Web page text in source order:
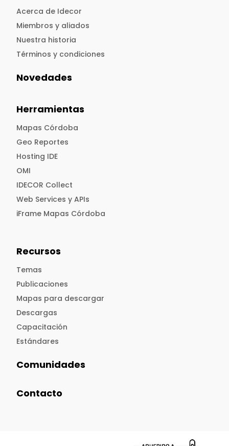
Acerca de Idecor
Miembros y aliados
Nuestra historia
Términos y condiciones
Novedades
Herramientas
Mapas Córdoba
Geo Reportes
Hosting IDE
OMI
IDECOR Collect
Web Services y APIs
iFrame Mapas Córdoba
Recursos
Temas
Publicaciones
Mapas para descargar
Descargas
Capacitación
Estándares
Comunidades
Contacto